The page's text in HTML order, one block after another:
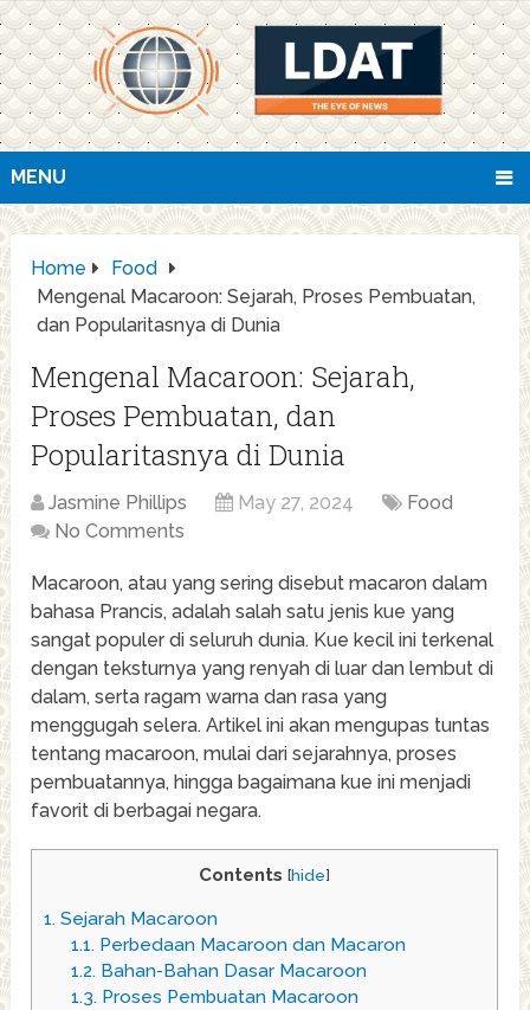
MENU
Home
Food
Mengenal Macaroon: Sejarah, Proses Pembuatan,
dan Popularitasnya di Dunia
Mengenal Macaroon: Sejarah,
Proses Pembuatan, dan
Popularitasnya di Dunia
Jasmine Phillips May 27, 2024
Food
No Comments
Macaroon, atau yang sering disebut macaron dalam
bahasa Prancis, adalah salah satu jenis kue yang
sangat populer di seluruh dunia. Kue kecil ini terkenal
dengan teksturnya yang renyah di luar dan lembut di
dalam, serta ragam warna dan rasa yang
menggugah selera. Artikel ini akan mengupas tuntas
tentang macaroon, mulai dari sejarahnya, proses
pembuatannya, hingga bagaimana kue ini menjadi
favorit di berbagai negara.
Contents [hide]
1. Sejarah Macaroon
1.1.Perbedaan Macaroon dan Macaron
1.2.Bahan-Bahan Dasar Macaroon
1.3.Proses Pembuatan Macaroon